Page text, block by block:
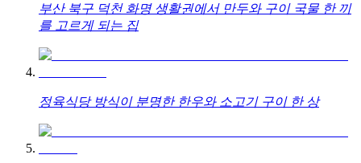
부산 북구 덕천 화명 생활권에서 만두와 구이 국물 한 끼
를 고르게 되는 집
정육식당 방식이 분명한 한우와 소고기 구이 한 상